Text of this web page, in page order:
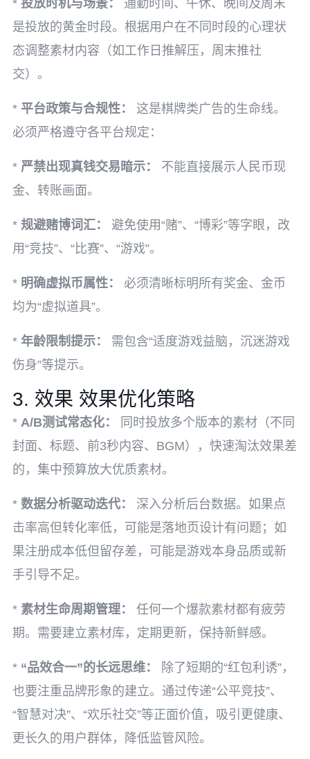
* 投放时机与场景：
通勤时间、午休、晚间及周末
是投放的黄金时段。根据用户在不同时段的心理状
态调整素材内容（如工作日推解压，周末推社
交）。
* 平台政策与合规性：
这是棋牌类广告的生命线。
必须严格遵守各平台规定：
* 严禁出现真钱交易暗示：
不能直接展示人民币现
金、转账画面。
* 规避赌博词汇：
避免使用“赌”、“博彩”等字眼，改
用“竞技”、“比赛”、“游戏”。
* 明确虚拟币属性：
必须清晰标明所有奖金、金币
均为“虚拟道具”。
* 年龄限制提示：
需包含“适度游戏益脑，沉迷游戏
伤身”等提示。
3. 效果 效果优化策略
* A/B测试常态化：
同时投放多个版本的素材（不同
封面、标题、前3秒内容、BGM），快速淘汰效果差
的，集中预算放大优质素材。
* 数据分析驱动迭代：
深入分析后台数据。如果点
击率高但转化率低，可能是落地页设计有问题；如
果注册成本低但留存差，可能是游戏本身品质或新
手引导不足。
* 素材生命周期管理：
任何一个爆款素材都有疲劳
期。需要建立素材库，定期更新，保持新鲜感。
* “品效合一”的长远思维：
除了短期的“红包利诱”，
也要注重品牌形象的建立。通过传递“公平竞技”、
“智慧对决”、“欢乐社交”等正面价值，吸引更健康、
更长久的用户群体，降低监管风险。